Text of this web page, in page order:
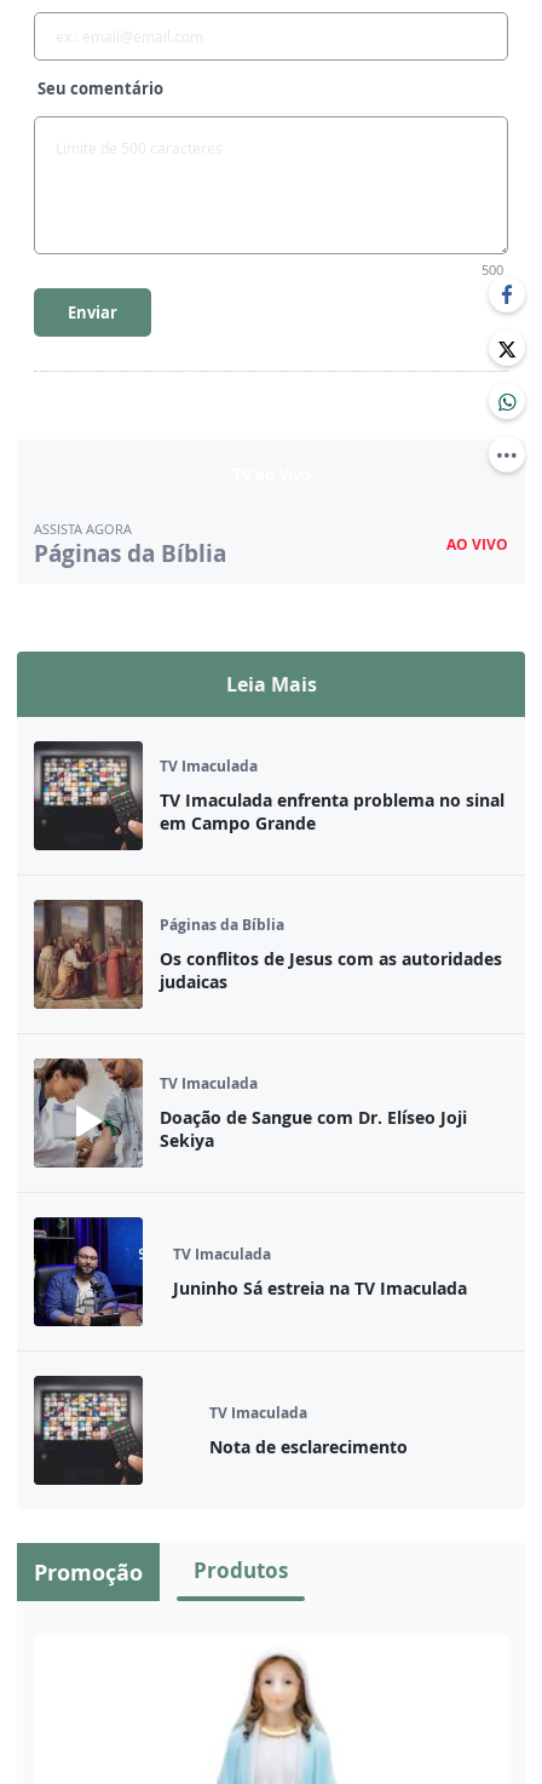
Seu comentário
500
Enviar
ASSISTA AGORA
Páginas da Bíblia AO VIVO
Leia Mais
TV Imaculada
TV Imaculada enfrenta problema no sinal
em Campo Grande
Páginas da Bíblia
Os conflitos de Jesus com as autoridades
judaicas
TV Imaculada
Doação de Sangue com Dr. Elíseo Joji
Sekiya
TV Imaculada
Juninho Sá estreia na TV Imaculada
TV Imaculada
Nota de esclarecimento
Promoção Produtos